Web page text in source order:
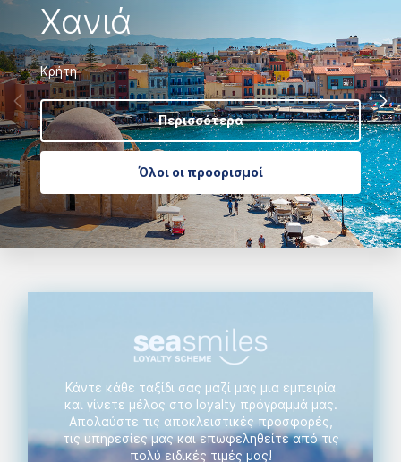
Χανιά
Κρήτη
Περισσότερα
Όλοι οι προορισμοί
Κάντε κάθε ταξίδι σας μαζί μας μια εμπειρία
και γίνετε μέλος στο loyalty πρόγραμμά μας.
Aπολαύστε τις αποκλειστικές προσφορές,
τις υπηρεσίες μας και επωφεληθείτε από τις
πολύ ειδικές τιμές μας!